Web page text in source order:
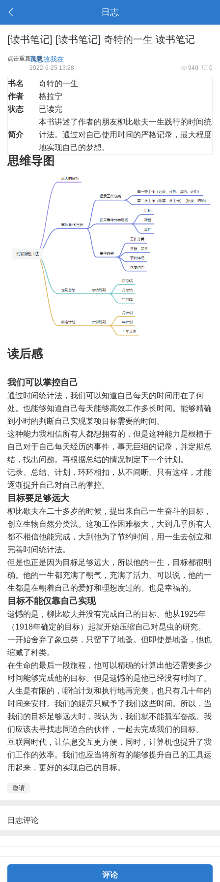
日志
[读书笔记] [读书笔记] 奇特的一生 读书笔记
点击重新加载我思故我在
940 0
2022-6-25 13:28
书名
奇特的一生
作者
格拉宁
状态
已读完
简介
本书讲述了作者的朋友柳比歇夫一生践行的时间统
计法。通过对自己使用时间的严格记录，最大程度
地实现自己的梦想。
思维导图
读后感
我们可以掌控自己
通过时间统计法，我们可以知道自己每天的时间用在了何
处。也能够知道自己每天能够高效工作多长时间。能够精确
到小时的判断自己实现某项目标需要的时间。
这种能力我相信所有人都想拥有的，但是这种能力是根植于
自己对于自己每天经历的事件，事无巨细的记录，并定期总
结，找出问题。再根据总结的情况制定下一个计划。
记录、总结、计划，环环相扣，从不间断。只有这样，才能
逐渐提升自己对自己的掌控。
目标要足够远大
柳比歇夫在二十多岁的时候，提出来自己一生奋斗的目标，
创立生物自然分类法。这项工作困难极大，大到几乎所有人
都不相信他能完成，大到他为了节约时间，用一生去创立和
完善时间统计法。
但是也正是因为目标足够远大，所以他的一生，目标都很明
确。他的一生都充满了朝气，充满了活力。可以说，他的一
生都是在朝着自己的爱好和理想度过的。也是幸福的。
目标不能仅靠自己实现
遗憾的是，柳比歇夫并没有完成自己的目标。他从1925年
（1918年确定的目标）起就开始压缩自己对昆虫的研究。
一开始舍弃了象虫类，只留下了地蚤。但即使是地蚤，他也
缩减了种类。
在生命的最后一段旅程，他可以精确的计算出他还需要多少
时间能够完成他的目标。但是遗憾的是他已经没有时间了。
人生是有限的，哪怕计划和执行地再完美，也只有几十年的
时间来安排。我们的躯壳只赋予了我们这些时间。所以，当
我们的目标足够远大时，我认为，我们就不能孤军奋战。我
们应该去寻找志同道合的伙伴，一起去完成我们的目标。
互联网时代，让信息交互更方便，同时，计算机也提升了我
们工作的效率。我们也应当将所有的能够提升自己的工具运
用起来，更好的实现自己的目标。
邀请
日志评论
评论